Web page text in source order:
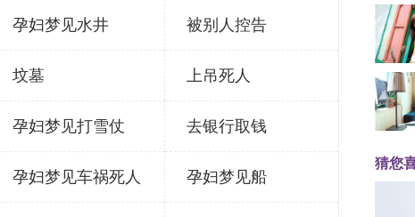
孕妇梦见水井 被别人控告
坟墓 上吊死人
孕妇梦见打雪仗 去银行取钱
孕妇梦见车祸死人 孕妇梦见船
猜您